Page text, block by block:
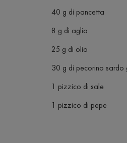
40 g di pancetta
8 g di aglio
25 g di olio
30 g di pecorino sardo
1 pizzico di sale
1 pizzico di pepe